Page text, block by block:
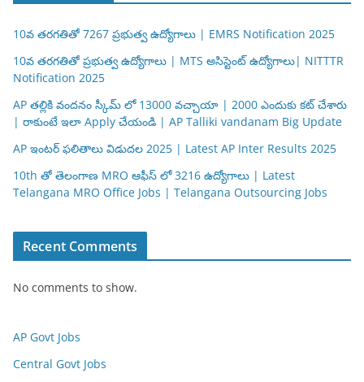
10వ తరగతితో 7267 ప్రభుత్వ ఉద్యోగాలు | EMRS Notification 2025
10వ తరగతితో ప్రభుత్వ ఉద్యోగాలు | MTS అసిస్టెంట్ ఉద్యోగాలు| NITTTR
Notification 2025
AP తల్లికి వందనం స్కీమ్ లో 13000 వచ్చాయా | 2000 ఎందుకు కట్ చేశారు
| రాకుంటే ఇలా Apply చేయండి | AP Talliki vandanam Big Update
AP ఇంటర్ ఫలితాలు విడుదల 2025 | Latest AP Inter Results 2025
10th తో తెలంగాణ MRO ఆఫీస్ లో 3216 ఉద్యోగాలు | Latest
Telangana MRO Office Jobs | Telangana Outsourcing Jobs
Recent Comments
No comments to show.
AP Govt Jobs
Central Govt Jobs